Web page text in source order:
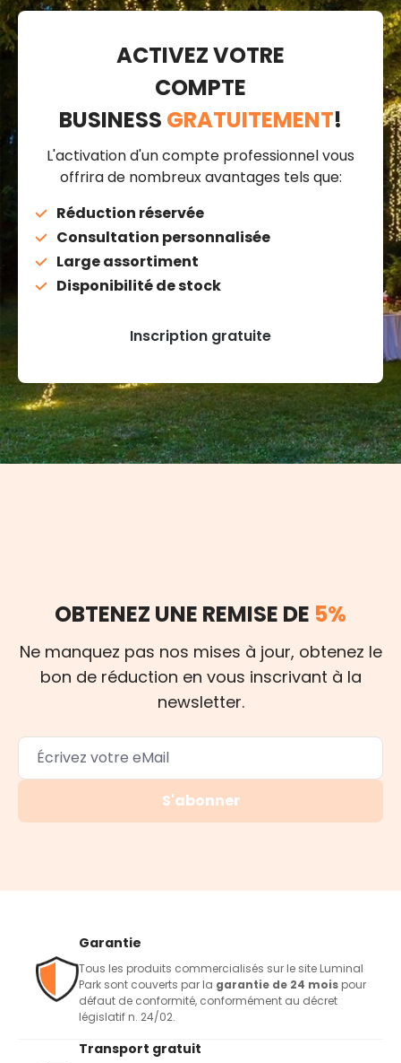
ACTIVEZ VOTRE
COMPTE
BUSINESS GRATUITEMENT!
L'activation d'un compte professionnel vous
offrira de nombreux avantages tels que:
Réduction réservée
Consultation personnalisée
Large assortiment
Disponibilité de stock
Inscription gratuite
OBTENEZ UNE REMISE DE 5%
Ne manquez pas nos mises à jour, obtenez le
bon de réduction en vous inscrivant à la
newsletter.
S'abonner
Garantie
Tous les produits commercialisés sur le site Luminal
Park sont couverts par la garantie de 24 mois pour
défaut de conformité, conformément au décret
législatif n. 24/02.
Transport gratuit